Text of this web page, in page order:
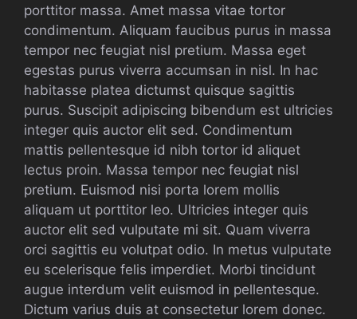
porttitor massa. Amet massa vitae tortor
condimentum. Aliquam faucibus purus in massa
tempor nec feugiat nisl pretium. Massa eget
egestas purus viverra accumsan in nisl. In hac
habitasse platea dictumst quisque sagittis
purus. Suscipit adipiscing bibendum est ultricies
integer quis auctor elit sed. Condimentum
mattis pellentesque id nibh tortor id aliquet
lectus proin. Massa tempor nec feugiat nisl
pretium. Euismod nisi porta lorem mollis
aliquam ut porttitor leo. Ultricies integer quis
auctor elit sed vulputate mi sit. Quam viverra
orci sagittis eu volutpat odio. In metus vulputate
eu scelerisque felis imperdiet. Morbi tincidunt
augue interdum velit euismod in pellentesque.
Dictum varius duis at consectetur lorem donec.